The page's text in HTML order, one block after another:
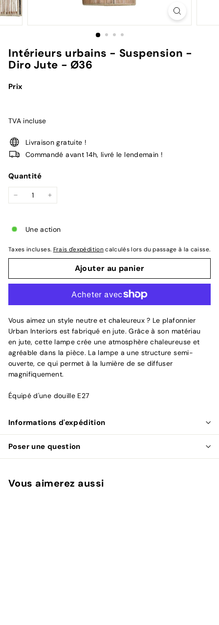
Intérieurs urbains - Suspension -
Diro Jute - Ø36
Prix
TVA incluse
Livraison gratuite !
Commandé avant 14h, livré le lendemain !
Quantité
Une action
Taxes incluses. Frais d'expédition calculés lors du passage à la caisse.
Ajouter au panier
Vous aimez un style neutre et chaleureux ? Le plafonnier
Urban Interiors est fabriqué en jute. Grâce à son matériau
en jute, cette lampe crée une atmosphère chaleureuse et
agréable dans la pièce. La lampe a une structure semi-
ouverte, ce qui permet à la lumière de se diffuser
magnifiquement.
Équipé d'une douille E27
Informations d'expédition
Poser une question
Vous aimerez aussi